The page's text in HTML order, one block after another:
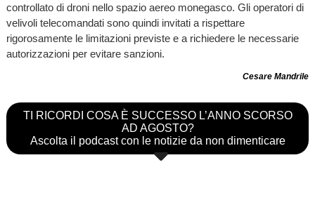
controllato di droni nello spazio aereo monegasco. Gli operatori di
velivoli telecomandati sono quindi invitati a rispettare
rigorosamente le limitazioni previste e a richiedere le necessarie
autorizzazioni per evitare sanzioni.
Cesare Mandrile
TI RICORDI COSA È SUCCESSO L’ANNO SCORSO
AD AGOSTO?
Ascolta il podcast con le notizie da non dimenticare